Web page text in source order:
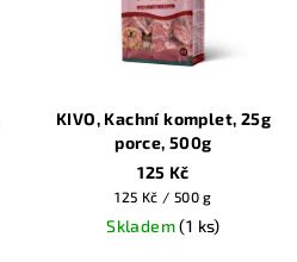
KIVO, Kachní komplet, 25g
porce, 500g
125 Kč
Měrná
cena:
125 Kč / 500 g
Skladem(1 ks)